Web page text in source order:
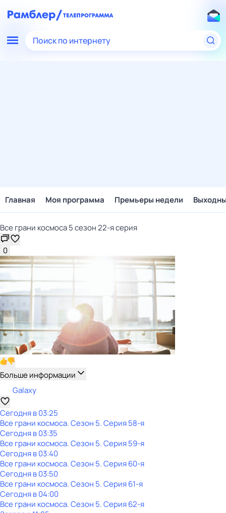
Поиск по интернету
Главная Моя программа Премьеры недели
Все грани космоса 5 сезон 22-я серия
0
Больше информации
Galaxy
Сегодня в 03:25
Все грани космоса. Сезон 5. Серия 58-я
Сегодня в 03:35
Все грани космоса. Сезон 5. Серия 59-я
Сегодня в 03:40
Все грани космоса. Сезон 5. Серия 60-я
Сегодня в 03:50
Все грани космоса. Сезон 5. Серия 61-я
Сегодня в 04:00
Все грани космоса. Сезон 5. Серия 62-я